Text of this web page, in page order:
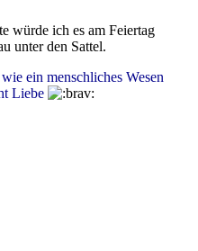
würde ich es am Feiertag
unter den Sattel.
ein menschliches Wesen
Liebe